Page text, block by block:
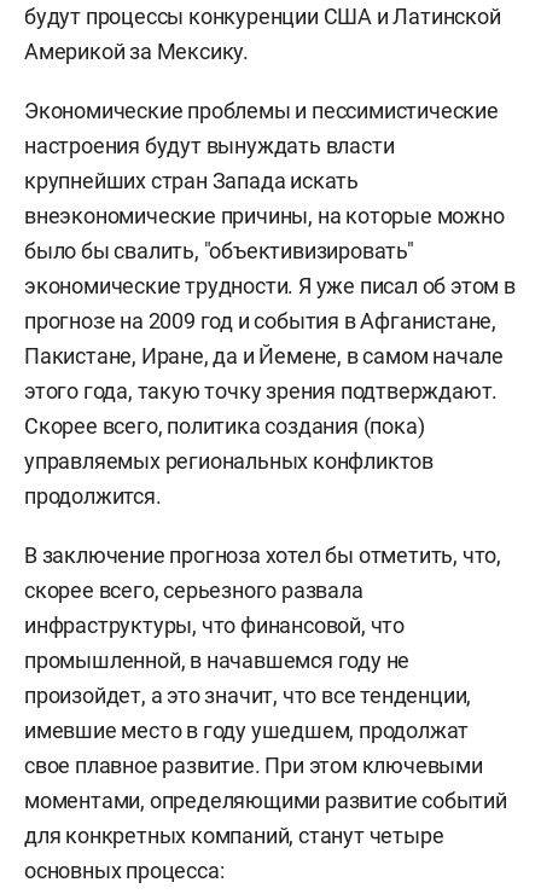
будут процессы конкуренции США и Латинской
Америкой за Мексику.
Экономические проблемы и пессимистические
настроения будут вынуждать власти
крупнейших стран Запада искать
внеэкономические причины, на которые можно
было бы свалить, "объективизировать"
экономические трудности. Я уже писал об этом в
прогнозе на 2009 год и события в Афганистане,
Пакистане, Иране, да и Йемене, в самом начале
этого года, такую точку зрения подтверждают.
Скорее всего, политика создания (пока)
управляемых региональных конфликтов
продолжится.
В заключение прогноза хотел бы отметить, что,
скорее всего, серьезного развала
инфраструктуры, что финансовой, что
промышленной, в начавшемся году не
произойдет, а это значит, что все тенденции,
имевшие место в году ушедшем, продолжат
свое плавное развитие. При этом ключевыми
моментами, определяющими развитие событий
для конкретных компаний, станут четыре
основных процесса: